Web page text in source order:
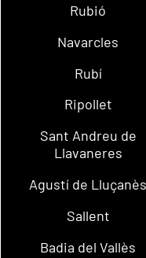
Rubió
Navarcles
Rubí
Ripollet
Sant Andreu de
Llavaneres
Agustí de Lluçanès
Sallent
Badia del Vallès